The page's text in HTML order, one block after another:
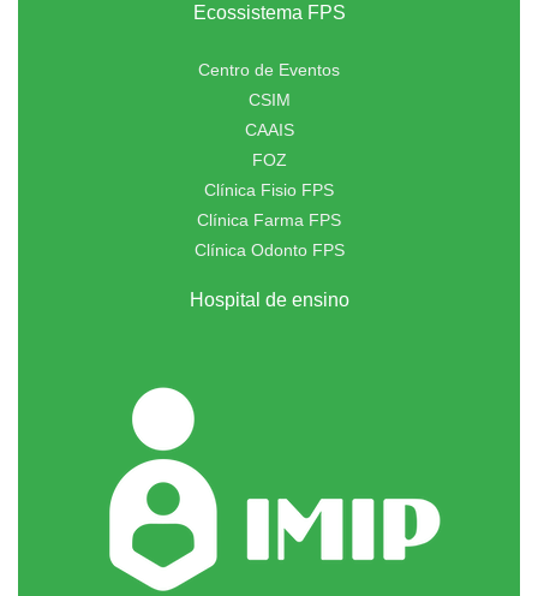
Ecossistema FPS
Centro de Eventos
CSIM
CAAIS
FOZ
Clínica Fisio FPS
Clínica Farma FPS
Clínica Odonto FPS
Hospital de ensino